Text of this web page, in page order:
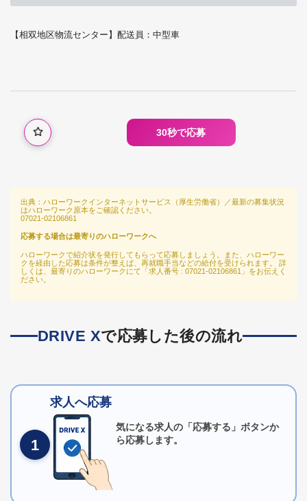
【相双地区物流センター】配送員：中型車
30秒で応募
出典：ハローワークインターネットサービス（厚生労働省）／最新の募集状況
はハローワーク原本をご確認ください。
07021-02106861
応募する場合は最寄りのハローワークへ
ハローワークで紹介状を発行してもらって応募しましょう。また、ハローワー
クを経由した応募は条件が整えば、再就職手当などの給付を受けられます。 詳
しくは、最寄りのハローワークにて「求人番号 : 07021-02106861」をお伝えく
ださい。
DRIVE Xで応募した後の流れ
1
求人へ応募
気になる求人の「応募する」ボタンか
ら応募します。